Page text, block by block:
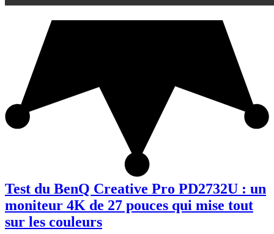
Test du BenQ Creative Pro PD2732U : un
moniteur 4K de 27 pouces qui mise tout
sur les couleurs